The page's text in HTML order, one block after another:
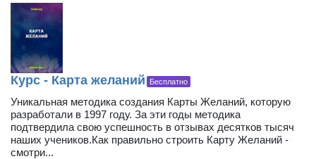
Курс - Карта желаний Бесплатно
Уникальная методика создания Карты Желаний, которую
разработали в 1997 году. За эти годы методика
подтвердила свою успешность в отзывах десятков тысяч
наших учеников.Как правильно строить Карту Желаний -
смотри...